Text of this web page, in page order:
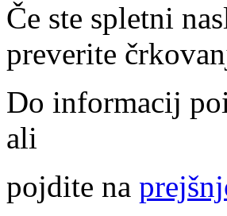
Če ste spletni
preverite
Do informacij
ali
pojdite na